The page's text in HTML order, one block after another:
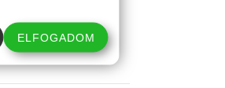
ELFOGADOM